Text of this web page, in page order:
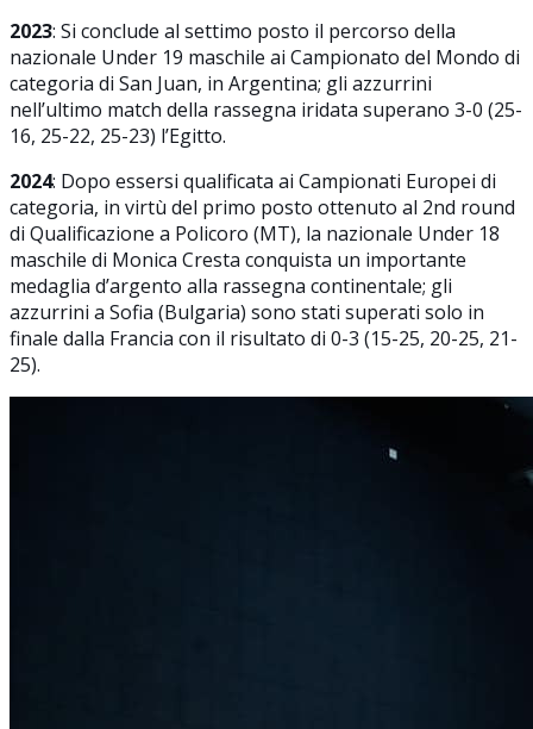
2023: Si conclude al settimo posto il percorso della
nazionale Under 19 maschile ai Campionato del Mondo di
categoria di San Juan, in Argentina; gli azzurrini
nell’ultimo match della rassegna iridata superano 3-0 (25-
16, 25-22, 25-23) l’Egitto.
2024: Dopo essersi qualificata ai Campionati Europei di
categoria, in virtù del primo posto ottenuto al 2nd round
di Qualificazione a Policoro (MT), la nazionale Under 18
maschile di Monica Cresta conquista un importante
medaglia d’argento alla rassegna continentale; gli
azzurrini a Sofia (Bulgaria) sono stati superati solo in
finale dalla Francia con il risultato di 0-3 (15-25, 20-25, 21-
25).